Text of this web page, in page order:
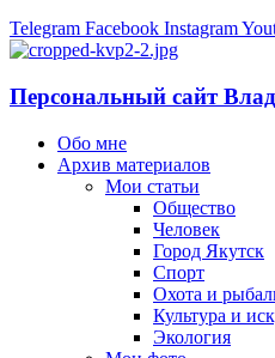
Telegram Facebook Instagram
Персональный сайт
Обо мне
Архив материалов
Мои статьи
Общество
Человек
Город Якутск
Спорт
Охота и
Культура и
Экология